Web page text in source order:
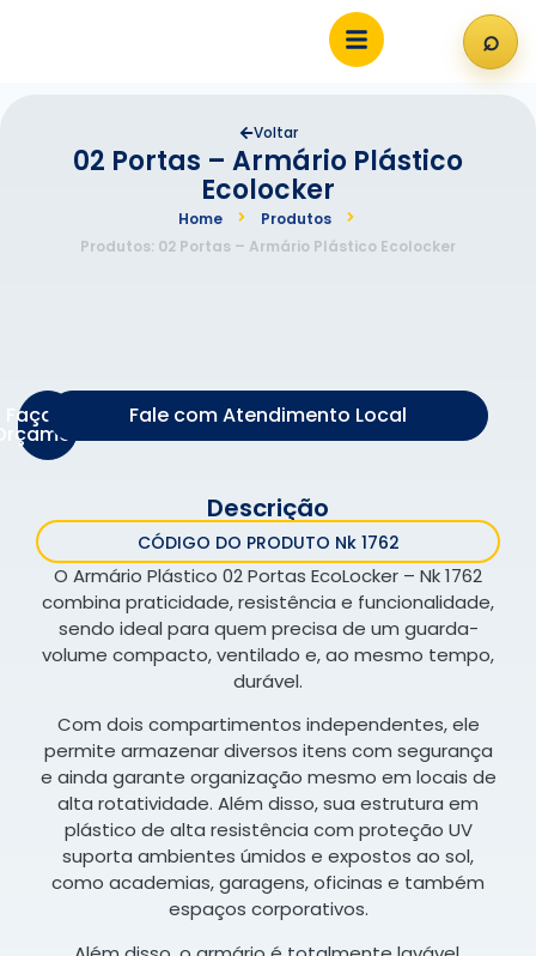
⌕
Voltar
02 Portas – Armário Plástico
Ecolocker
Home
Produtos
Produtos: 02 Portas – Armário Plástico Ecolocker
Faça um Fale com Atendimento Local
Descrição
CÓDIGO DO PRODUTO Nk 1762
O Armário Plástico 02 Portas EcoLocker – Nk 1762
combina praticidade, resistência e funcionalidade,
sendo ideal para quem precisa de um guarda-
volume compacto, ventilado e, ao mesmo tempo,
durável.
Com dois compartimentos independentes, ele
permite armazenar diversos itens com segurança
e ainda garante organização mesmo em locais de
alta rotatividade. Além disso, sua estrutura em
plástico de alta resistência com proteção UV
suporta ambientes úmidos e expostos ao sol,
como academias, garagens, oficinas e também
espaços corporativos.